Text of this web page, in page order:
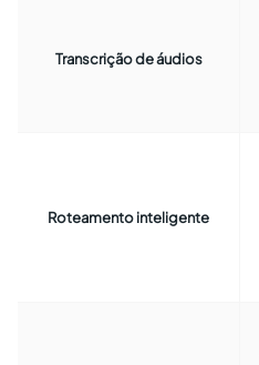
Transcrição de áudios
Roteamento inteligente